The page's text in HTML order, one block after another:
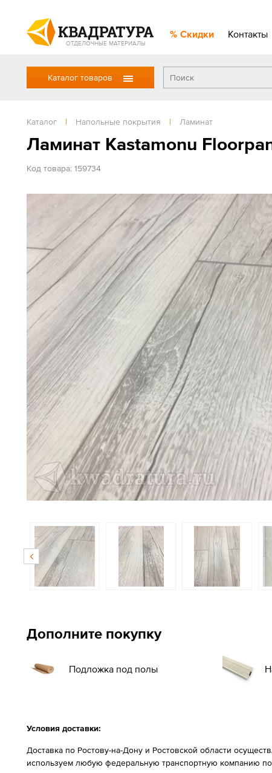
ОТДЕЛОЧНЫЕ МАТЕРИАЛЫ
Скидки Контакты
Каталог товаров
Каталог | Напольные покрытия | Ламинат
Ламинат Kastamonu
Код товара: 159734
Дополните покупку
Подложка под полы
Условия доставки:
Доставка по Ростову-на-Дону и Ростовской области
используем любую федеральную транспортную компанию